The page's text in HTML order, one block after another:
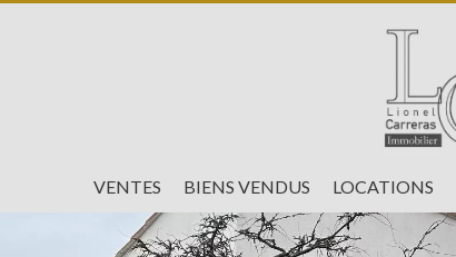
VENTES BIENS VENDUS LOCATIONS